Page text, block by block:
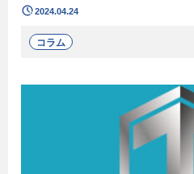
2024.04.24
コラム